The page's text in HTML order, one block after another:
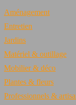
Aménagement
Entretien
Jardins
Matériel & outillage
Mobilier & déco
Plantes & fleurs
Professionnels &